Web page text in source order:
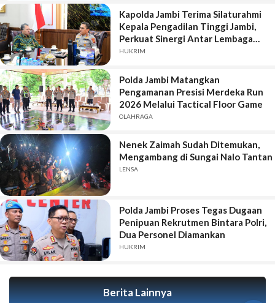
Kapolda Jambi Terima Silaturahmi
Kepala Pengadilan Tinggi Jambi,
Perkuat Sinergi Antar Lembaga
Penegak Hukum
HUKRIM
Polda Jambi Matangkan
Pengamanan Presisi Merdeka Run
2026 Melalui Tactical Floor Game
OLAHRAGA
Nenek Zaimah Sudah Ditemukan,
Mengambang di Sungai Nalo Tantan
LENSA
Polda Jambi Proses Tegas Dugaan
Penipuan Rekrutmen Bintara Polri,
Dua Personel Diamankan
HUKRIM
Berita Lainnya